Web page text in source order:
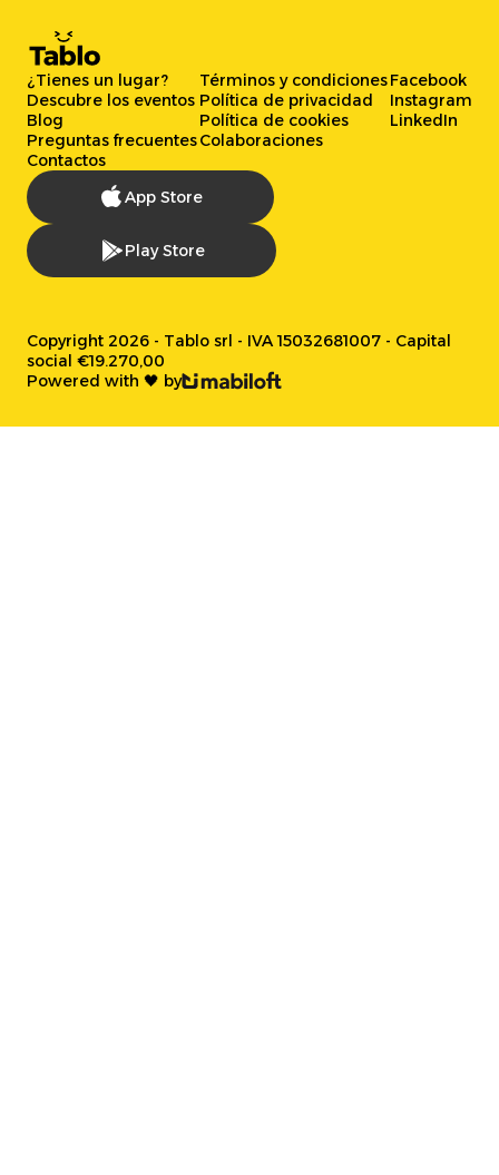
¿Tienes un lugar?
Descubre los eventos
Blog
Preguntas frecuentes
Contactos
Términos y condiciones
Política de privacidad
Política de cookies
Colaboraciones
Facebook
Instagram
LinkedIn
App Store
Play Store
Copyright 2026 - Tablo srl - IVA 15032681007 - Capital
social €19.270,00
Powered with 🖤 by